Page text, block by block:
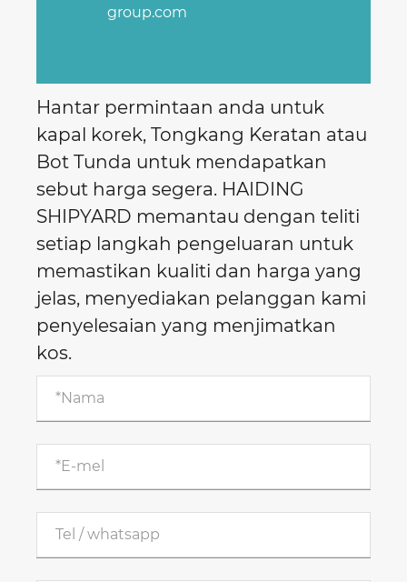
group.com
Hantar permintaan anda untuk
kapal korek, Tongkang Keratan atau
Bot Tunda untuk mendapatkan
sebut harga segera. HAIDING
SHIPYARD memantau dengan teliti
setiap langkah pengeluaran untuk
memastikan kualiti dan harga yang
jelas, menyediakan pelanggan kami
penyelesaian yang menjimatkan
kos.